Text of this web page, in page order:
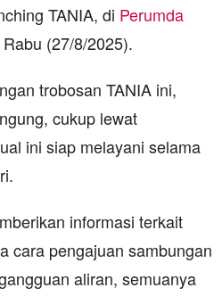
TANIA, di Perumda
(27/8/2025).
trobosan TANIA ini,
cukup lewat
ini siap melayani selama
informasi terkait
cara pengajuan sambungan
aliran, semuanya